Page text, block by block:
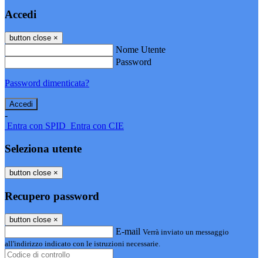
Accedi
button close ×
Nome Utente
Password
Password dimenticata?
-
Entra con SPID Entra con CIE
Seleziona utente
button close ×
Recupero password
button close ×
E-mail Verrà inviato un messaggio
all'indirizzo indicato con le istruzioni necessarie.